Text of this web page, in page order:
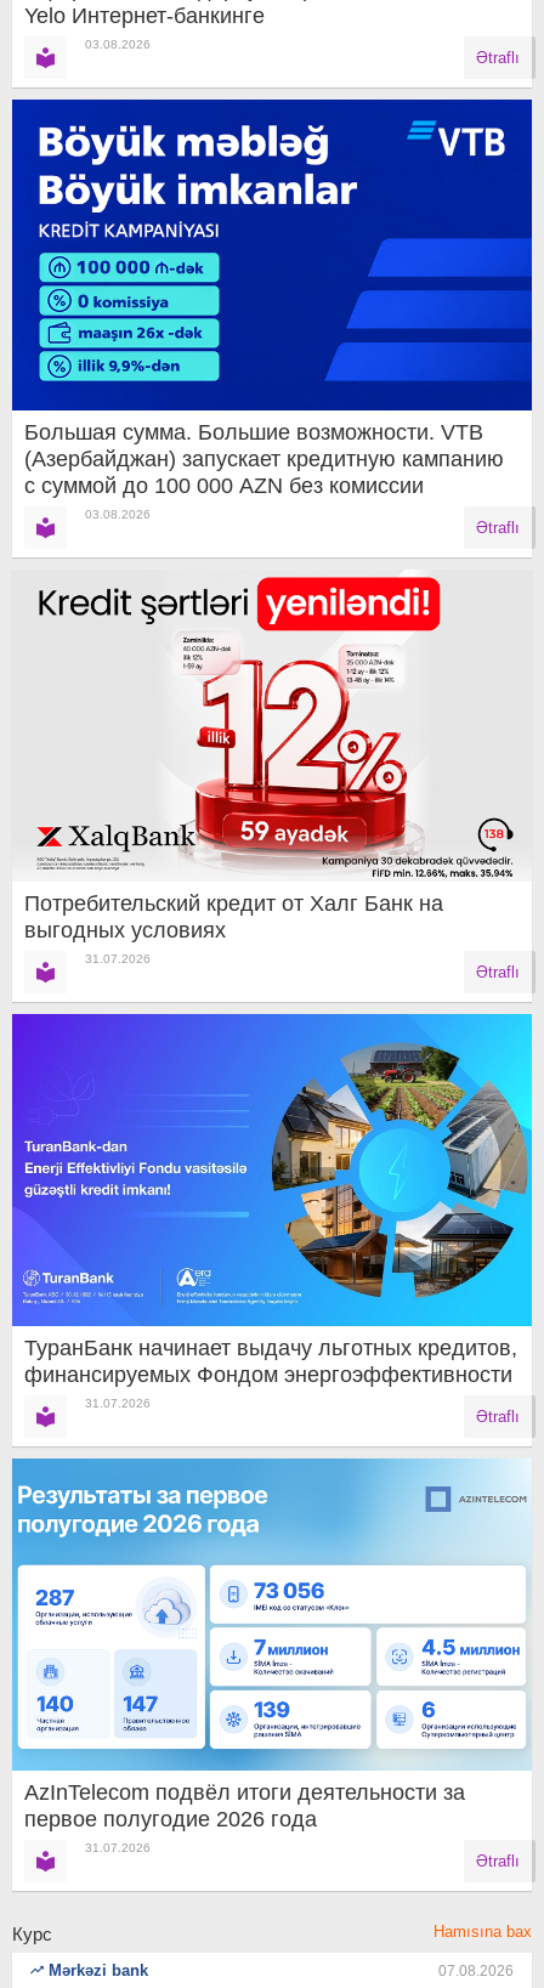
Yelo Интернет-банкинге
03.08.2026
Ətraflı
Большая сумма. Большие возможности. VTB
(Азербайджан) запускает кредитную кампанию
с суммой до 100 000 AZN без комиссии
03.08.2026
Ətraflı
Потребительский кредит от Халг Банк на
выгодных условиях
31.07.2026
Ətraflı
ТуранБанк начинает выдачу льготных кредитов,
финансируемых Фондом энергоэффективности
31.07.2026
Ətraflı
AzInTelecom подвёл итоги деятельности за
первое полугодие 2026 года
31.07.2026
Ətraflı
Курс Hamısına bax
Mərkəzi bank 07.08.2026